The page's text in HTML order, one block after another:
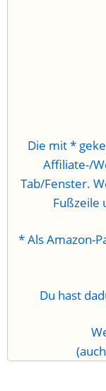
Die mit *
Affiliate-/
Tab/Fenster.
Fußzeile
* Als Amazon-
Du hast